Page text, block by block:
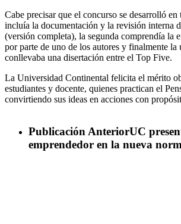
Cabe precisar que el concurso se desarrolló en
incluía la documentación y la revisión interna
(versión completa), la segunda comprendía la
por parte de uno de los autores y finalmente la
conllevaba una disertación entre el Top Five.
La Universidad Continental felicita el mérito
estudiantes y docente, quienes practican el
convirtiendo sus ideas en acciones con
Publicación AnteriorUC
emprendedor en la nueva